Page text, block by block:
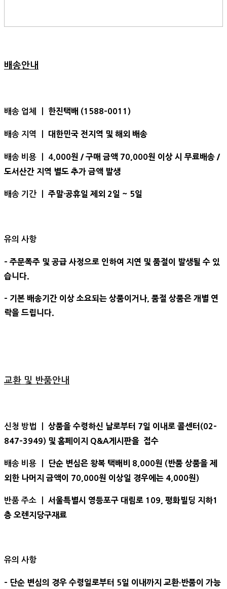
배송안내
배송 업체 ㅣ 한진택배 (1588-0011)
배송 지역 ㅣ 대한민국 전지역 및 해외 배송
배송 비용 ㅣ 4 ,000원 / 구매 금액 70,000원 이상 시 무료배송 /
도서산간 지역 별도 추가 금액 발생
배송 기간 ㅣ 주말·공휴일 제외 2일 ~ 5일
유의 사항
- 주문폭주 및 공급 사정으로 인하여 지연 및 품절이 발생될 수 있
습니다.
- 기본 배송기간 이상 소요되는 상품이거나, 품절 상품은 개별 연
락을 드립니다.
교환 및 반품안내
신청 방법 ㅣ 상품을 수령하신 날로부터 7일 이내로 콜센터(02-
847-3949) 및 홈페이지 Q&A게시판을 접수
배송 비용 ㅣ
단순 변심은 왕복 택배비 8,000원 (반품 상품을 제
외한 나머지 금액이 70,000원 이상일 경우에는 4,000원)
반품 주소 ㅣ 서울특별시 영등포구 대림로 109, 평화빌딩 지하1
층 오렌지당구재료
유의 사항
- 단순 변심의 경우 수령일로부터 5일 이내까지 교환∙반품이 가능